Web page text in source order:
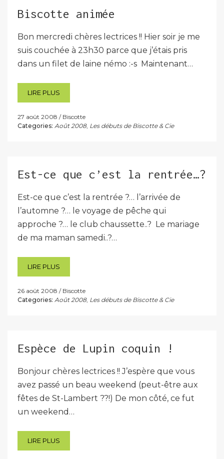
Biscotte animée
Bon mercredi chères lectrices !! Hier soir je me
suis couchée à 23h30 parce que j’étais pris
dans un filet de laine némo :-s Maintenant…
LIRE PLUS
27 août 2008
Biscotte
Categories: Août 2008, Les débuts de Biscotte & Cie
Est-ce que c’est la rentrée…?
Est-ce que c’est la rentrée ?… l’arrivée de
l’automne ?… le voyage de pêche qui
approche ?… le club chaussette..? Le mariage
de ma maman samedi..?…
LIRE PLUS
26 août 2008
Biscotte
Categories: Août 2008, Les débuts de Biscotte & Cie
Espèce de Lupin coquin !
Bonjour chères lectrices !! J’espère que vous
avez passé un beau weekend (peut-être aux
fêtes de St-Lambert ??!) De mon côté, ce fut
un weekend…
LIRE PLUS